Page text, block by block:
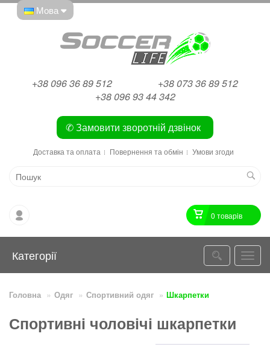
Мова
+38 096 36 89 512
+38 073 36 89 512
+38 096 93 44 342
✆ Замовити зворотній дзвінок
Доставка та оплата Повернення та обмін Умови згоди
0 товарiв
Категорії
Головна Одяг Спортивний одяг Шкарпетки
Спортивні чоловічі шкарпетки